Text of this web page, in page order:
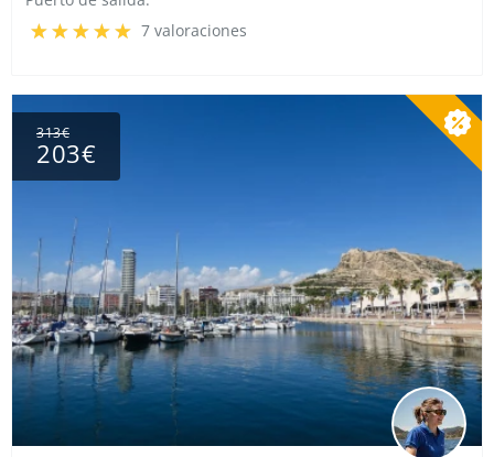
7 valoraciones
313€
203€